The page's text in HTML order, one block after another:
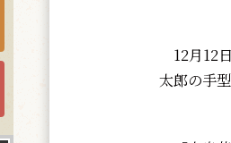
12月12
太郎の手